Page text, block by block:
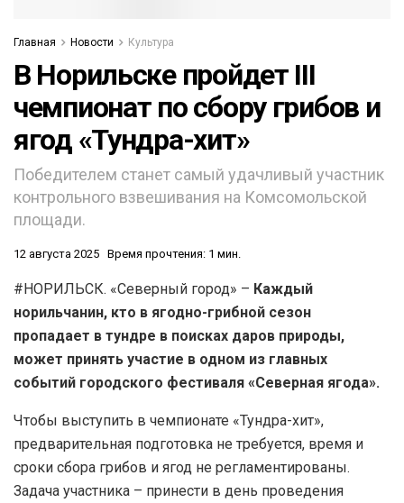
Главная Новости Культура
В Норильске пройдет III
чемпионат по сбору грибов и
ягод «Тундра-хит»
Победителем станет самый удачливый участник
контрольного взвешивания на Комсомольской
площади.
12 августа 2025 Время прочтения: 1 мин.
#НОРИЛЬСК. «Северный город» – Каждый
норильчанин, кто в ягодно-грибной сезон
пропадает в тундре в поисках даров природы,
может принять участие в одном из главных
событий городского фестиваля «Северная ягода».
Чтобы выступить в чемпионате «Тундра-хит»,
предварительная подготовка не требуется, время и
сроки сбора грибов и ягод не регламентированы.
Задача участника – принести в день проведения